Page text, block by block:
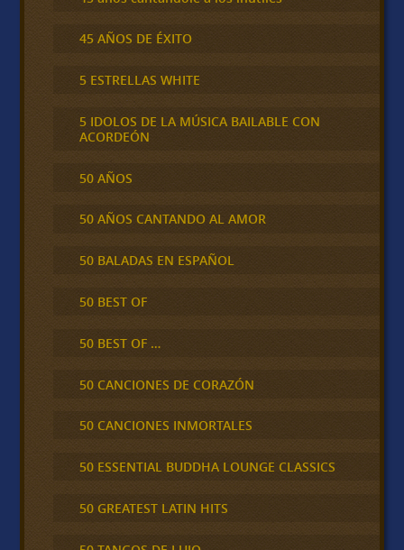
45 AÑOS DE ÉXITO
5 ESTRELLAS WHITE
5 IDOLOS DE LA MÚSICA BAILABLE CON
ACORDEÓN
50 AÑOS
50 AÑOS CANTANDO AL AMOR
50 BALADAS EN ESPAÑOL
50 BEST OF
50 BEST OF …
50 CANCIONES DE CORAZÓN
50 CANCIONES INMORTALES
50 ESSENTIAL BUDDHA LOUNGE CLASSICS
50 GREATEST LATIN HITS